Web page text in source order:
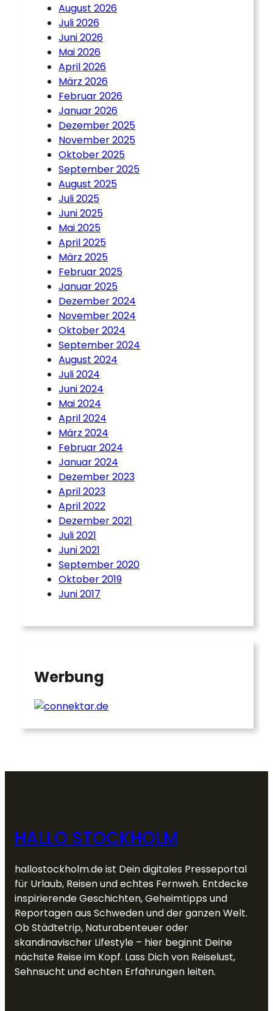
August 2026
Juli 2026
Juni 2026
Mai 2026
April 2026
März 2026
Februar 2026
Januar 2026
Dezember 2025
November 2025
Oktober 2025
September 2025
August 2025
Juli 2025
Juni 2025
Mai 2025
April 2025
März 2025
Februar 2025
Januar 2025
Dezember 2024
November 2024
Oktober 2024
September 2024
August 2024
Juli 2024
Juni 2024
Mai 2024
April 2024
März 2024
Februar 2024
Januar 2024
Dezember 2023
April 2023
April 2022
Dezember 2021
Juli 2021
Juni 2021
September 2020
Oktober 2019
Juni 2017
Werbung
HALLO STOCKHOLM
hallostockholm.de ist Dein digitales Presseportal
für Urlaub, Reisen und echtes Fernweh. Entdecke
inspirierende Geschichten, Geheimtipps und
Reportagen aus Schweden und der ganzen Welt.
Ob Städtetrip, Naturabenteuer oder
skandinavischer Lifestyle – hier beginnt Deine
nächste Reise im Kopf. Lass Dich von Reiselust,
Sehnsucht und echten Erfahrungen leiten.